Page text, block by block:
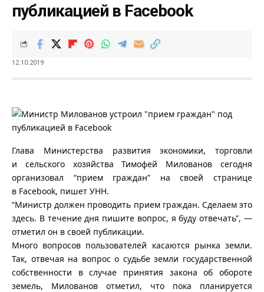
публикацией в Facebook
12.10.2019
Глава Министерства развития экономики, торговли
и сельского хозяйства Тимофей Милованов сегодня
организовал “прием граждан” на своей странице
в Facebook, пишет УНН.
“Министр должен проводить прием граждан. Сделаем это
здесь. В течение дня пишите вопрос, я буду отвечать”, —
отметил он в своей публикации.
Много вопросов пользователей касаются рынка земли.
Так, отвечая на вопрос о судьбе земли государственной
собственности в случае принятия закона об обороте
земель, Милованов отметил, что пока планируется